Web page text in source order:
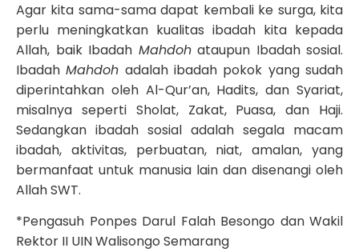
Agar kita sama-sama dapat kembali ke surga, kita
perlu meningkatkan kualitas ibadah kita kepada
Allah, baik Ibadah Mahdohataupun Ibadah sosial.
IbadahMahdoh adalah ibadah pokok yang sudah
diperintahkan oleh Al-Qur’an, Hadits, dan Syariat,
misalnya seperti Sholat, Zakat, Puasa, dan Haji.
Sedangkan ibadah sosial adalah segala macam
ibadah, aktivitas, perbuatan, niat, amalan, yang
bermanfaat untuk manusia lain dan disenangi oleh
Allah SWT.
*Pengasuh Ponpes Darul Falah Besongo dan Wakil
Rektor II UIN Walisongo Semarang